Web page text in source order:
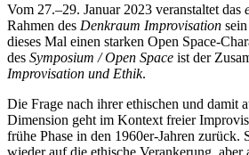
Vom 27.–29. Januar 2023 veranstaltet das
Rahmen des Denkraum Improvisation
dieses Mal einen starken Open Space-
des Symposium / Open Space ist der
Improvisation und Ethik.
Die Frage nach ihrer ethischen und damit
Dimension geht im Kontext freier
frühe Phase in den 1960er-Jahren zurück.
wieder auf die ethische Verankerung, aber